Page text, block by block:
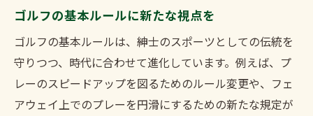
上級者向けのルール理解を深める
プロゴルファーが実践するルールの使い方
ルールを味方にゴルフを制覇
トラブルを回避するためのゴルフ最新ルール
トラブルを防ぐためのルールの基本
ゴルフの基本ルールに新たな視点を
ゴルフの基本ルールは、紳士のスポーツとしての伝統を
守りつつ、時代に合わせて進化しています。例えば、プ
レーのスピードアップを図るためのルール変更や、フェ
アウェイ上でのプレーを円滑にするための新たな規定が